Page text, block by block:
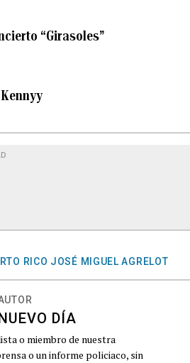
“Girasoles”
RICO JOSÉ MIGUEL AGRELOT
DÍA
o miembro de nuestra
o un informe policiaco, sin